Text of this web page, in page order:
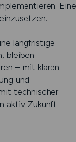
Eine
langfristige
bleiben
– mit klaren
und
technischer
aktiv Zukunft